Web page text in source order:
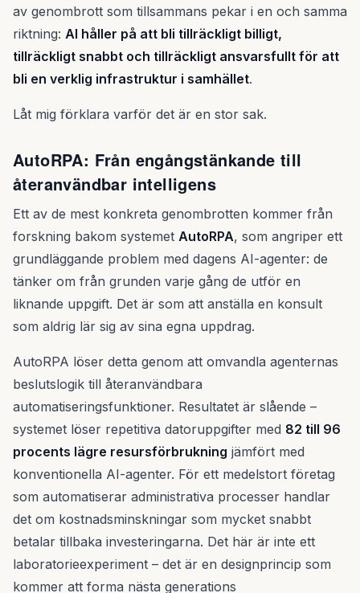
av genombrott som tillsammans pekar i en och samma
riktning: AI håller på att bli tillräckligt billigt,
tillräckligt snabbt och tillräckligt ansvarsfullt för att
bli en verklig infrastruktur i samhället.
Låt mig förklara varför det är en stor sak.
AutoRPA: Från engångstänkande till
återanvändbar intelligens
Ett av de mest konkreta genombrotten kommer från
forskning bakom systemet AutoRPA, som angriper ett
grundläggande problem med dagens AI-agenter: de
tänker om från grunden varje gång de utför en
liknande uppgift. Det är som att anställa en konsult
som aldrig lär sig av sina egna uppdrag.
AutoRPA löser detta genom att omvandla agenternas
beslutslogik till återanvändbara
automatiseringsfunktioner. Resultatet är slående –
systemet löser repetitiva datoruppgifter med 82 till 96
procents lägre resursförbrukning jämfört med
konventionella AI-agenter. För ett medelstort företag
som automatiserar administrativa processer handlar
det om kostnadsminskningar som mycket snabbt
betalar tillbaka investeringarna. Det här är inte ett
laboratorieexperiment – det är en designprincip som
kommer att forma nästa generations